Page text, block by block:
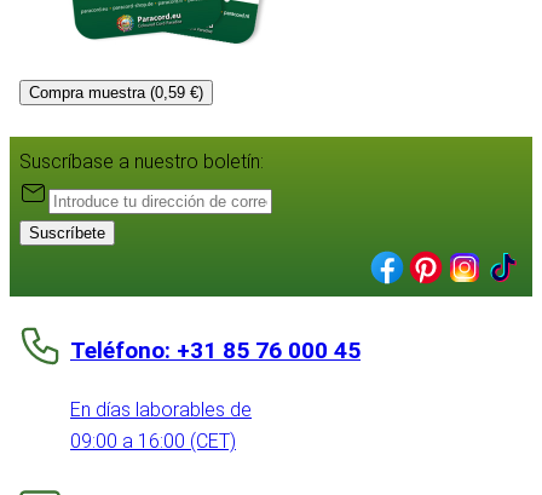
Compra muestra (0,59 €)
Suscríbase a nuestro boletín:
Suscríbete
Teléfono: +31 85 76 000 45
En días laborables de
09:00 a 16:00 (CET)